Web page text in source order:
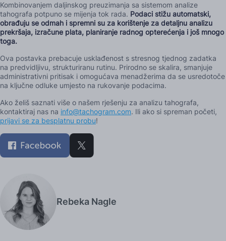
Kombinovanjem daljinskog preuzimanja sa sistemom analize
tahografa potpuno se mijenja tok rada. Podaci stižu automatski,
obrađuju se odmah i spremni su za korištenje za detaljnu analizu
prekršaja, izračune plata, planiranje radnog opterećenja i još mnogo
toga.
Ova postavka prebacuje usklađenost s stresnog tjednog zadatka
na predvidljivu, strukturiranu rutinu. Prirodno se skalira, smanjuje
administrativni pritisak i omogućava menadžerima da se usredotoče
na ključne odluke umjesto na rukovanje podacima.
Ako želiš saznati više o našem rješenju za analizu tahografa,
kontaktiraj nas na info@tachogram.com. Ili ako si spreman početi,
prijavi se za besplatnu probu!
Rebeka Nagle